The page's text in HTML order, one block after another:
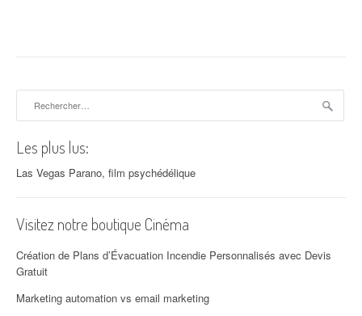
Les plus lus:
Las Vegas Parano, film psychédélique
Visitez notre boutique Cinéma
Création de Plans d’Évacuation Incendie Personnalisés avec Devis
Gratuit
Marketing automation vs email marketing